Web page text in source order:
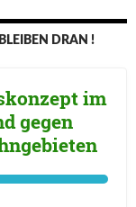
DRAN !
im
gegen